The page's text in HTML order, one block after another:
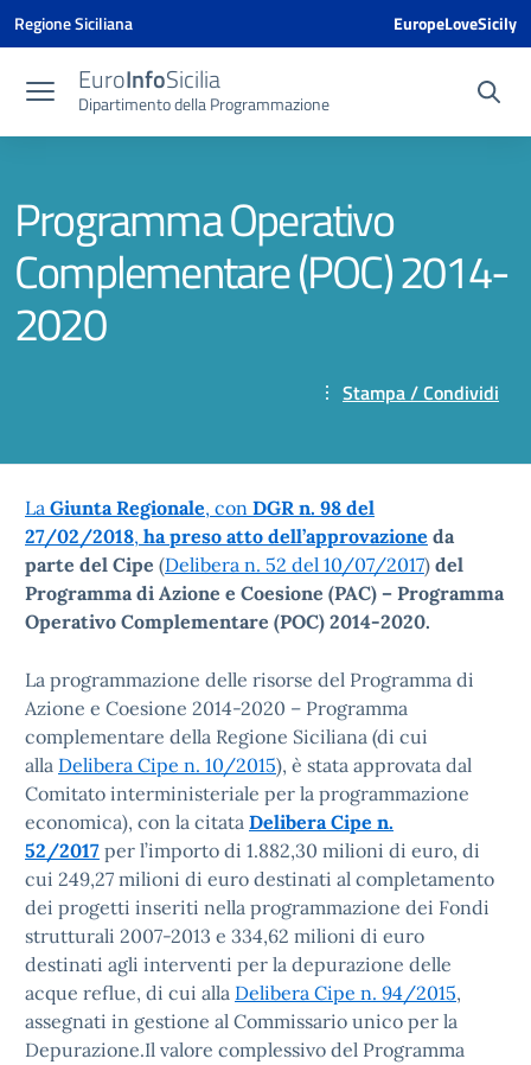
Vai ai contenuti
Vai al menu di navigazione
Vai al footer
Vai al banner delle Cookie Policy
Regione Siciliana EuropeLoveSicily
EuroInfoSicilia
Dipartimento della Programmazione
Programma Operativo
Complementare (POC) 2014-
2020
Stampa / Condividi
La Giunta Regionale, con DGR n. 98 del
27/02/2018, ha preso atto dell’approvazione da
parte del Cipe (Delibera n. 52 del 10/07/2017) del
Programma di Azione e Coesione (PAC) – Programma
Operativo Complementare (POC) 2014-2020.
La programmazione delle risorse del Programma di
Azione e Coesione 2014-2020 – Programma
complementare della Regione Siciliana (di cui
alla Delibera Cipe n. 10/2015), è stata approvata dal
Comitato interministeriale per la programmazione
economica), con la citata Delibera Cipe n.
52/2017 per l’importo di 1.882,30 milioni di euro, di
cui 249,27 milioni di euro destinati al completamento
dei progetti inseriti nella programmazione dei Fondi
strutturali 2007-2013 e 334,62 milioni di euro
destinati agli interventi per la depurazione delle
acque reflue, di cui alla Delibera Cipe n. 94/2015,
assegnati in gestione al Commissario unico per la
Depurazione.Il valore complessivo del Programma